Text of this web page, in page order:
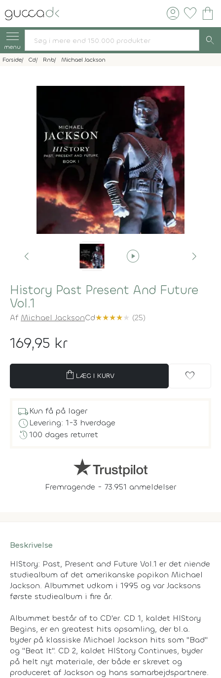
account_circle favorite shopping_bag
menu search
Forside Cd Rnb Michael Jackson
play_circle
History Past Present And Future
Vol.1
Af Michael JacksonCd★★★★★ (25)
169,95 kr
shopping_bag LÆG I KURV favorite
local_shippingKun få på lager
scheduleLevering: 1-3 hverdage
history100 dages returret
Fremragende - 73.951 anmeldelser
Beskrivelse
HIStory: Past, Present and Future Vol.1 er det niende
studiealbum af det amerikanske popikon Michael
Jackson. Albummet udkom i 1995 og var Jacksons
første studiealbum i fire år.
Albummet består af to CD'er. CD 1, kaldet HIStory
Begins, er en greatest hits opsamling, der bl.a.
byder på klassiske Michael Jackson hits som "Bad"
og "Beat It". CD 2, kaldet HIStory Continues, byder
på helt nyt materiale, der både er skrevet og
produceret af Jackson og hans samarbejdspartnere.